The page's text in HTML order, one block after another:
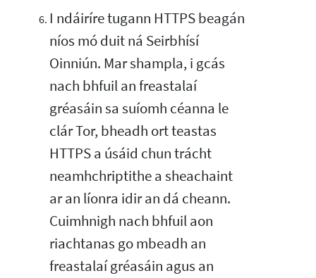
I ndáiríre tugann HTTPS beagán
níos mó duit ná Seirbhísí
Oinniún. Mar shampla, i gcás
nach bhfuil an freastalaí
gréasáin sa suíomh céanna le
clár Tor, bheadh ort teastas
HTTPS a úsáid chun trácht
neamhchriptithe a sheachaint
ar an líonra idir an dá cheann.
Cuimhnigh nach bhfuil aon
riachtanas go mbeadh an
freastalaí gréasáin agus an